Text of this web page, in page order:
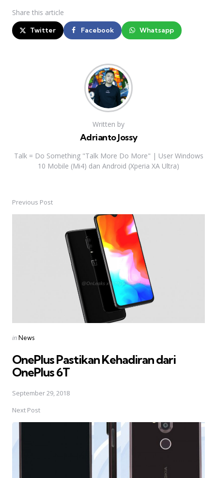
Share this article
Twitter Facebook Whatsapp
Written by
Adrianto Jossy
Talk = Do Something "Talk More Do More" | User Windows
10 Mobile (Mi4) dan Android (Xperia XA Ultra)
PostPrevious Post
Posted
inNews
OnePlus Pastikan Kehadiran dari
OnePlus 6T
September 29, 2018
Next Post